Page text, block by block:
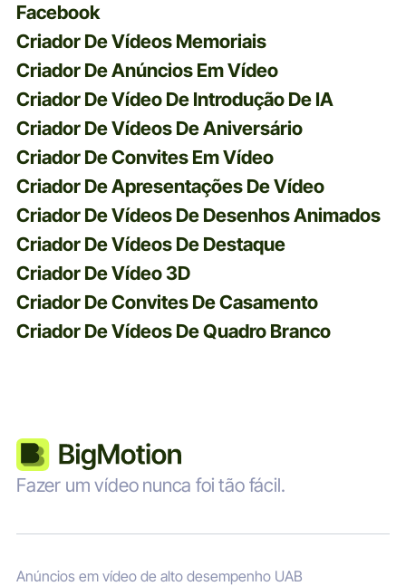
Facebook
Criador De Vídeos Memoriais
Criador De Anúncios Em Vídeo
Criador De Vídeo De Introdução De IA
Criador De Vídeos De Aniversário
Criador De Convites Em Vídeo
Criador De Apresentações De Vídeo
Criador De Vídeos De Desenhos Animados
Criador De Vídeos De Destaque
Criador De Vídeo 3D
Criador De Convites De Casamento
Criador De Vídeos De Quadro Branco
Fazer um vídeo nunca foi tão fácil.
Anúncios em vídeo de alto desempenho UAB